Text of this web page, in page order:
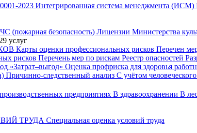
2023 Интегрированная система менеджмента (ИСМ)
(пожарная безопасность) Лицензии Министерства
29 услуг
Карты оценки профессиональных рисков Перечен
рисков Перечень мер по рискам Реестр опасностей
«Затрат–выгод» Оценка профриска для здоровья
Причинно-следственный анализ С учётом
предприятиях В здравоохранении В
ТРУДА Специальная оценка условий труда